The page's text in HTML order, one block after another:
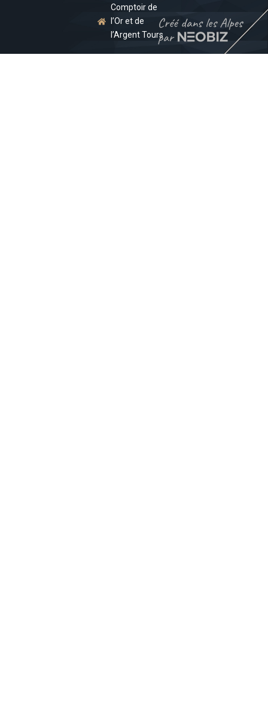
Comptoir de
l’Or et de
l’Argent Tours